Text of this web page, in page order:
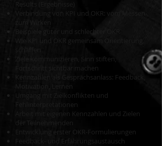
Verbindung von KPI und OKR: vom Messen
Beispiele guter und schlechter OKR
Wie KPI und OKR gemeinsam Orientierung
Ziele kommunizieren, Sinn stiften,
Fortschritt sichtbar machen
Kennzahlen als Gesprächsanlass: Feedback,
Motivation, Lernen
Umgang mit Zielkonflikten und
Fehlinterpretationen
Arbeit mit eigenen Kennzahlen und Zielen
der Teilnehmenden
Entwicklung erster OKR-Formulierungen
Feedback- und Erfahrungsaustausch